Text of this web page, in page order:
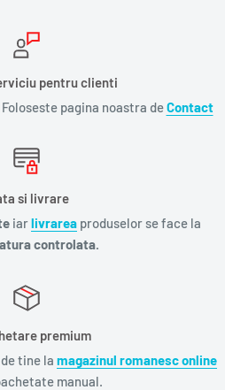
pentru clienti
Foloseste pagina noastra deContact
si livrare
iarlivrarea produselor se face la
controlata.
premium
tine la magazinul romanesc online
manual.